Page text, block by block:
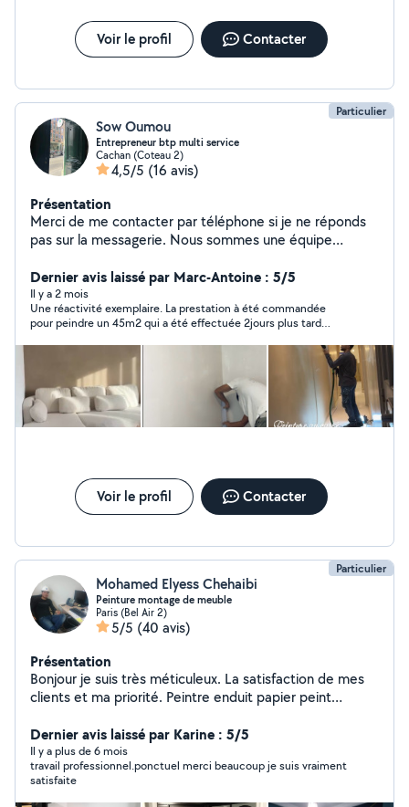
Voir le profil Contacter
Particulier
Sow Oumou
Entrepreneur btp multi service
Cachan (Coteau 2)
4,5/5 (16 avis)
Présentation
Merci de me contacter par téléphone si je ne réponds
pas sur la messagerie. Nous sommes une équipe
travaux de rénovation et de construction. Joignable au
06-67-35-41-34 Nous prenons en charge différents
types de travaux : peinture, enduit, placo, carrelage,
électricité, plomberie et rénovation complète. Nous
assurons un travail sérieux, propre et réalisé dans les
nous serons ravis de vous accompagner.
Dernier avis laissé par Marc-Antoine : 5/5
Il y a 2 mois
Une réactivité exemplaire. La prestation à été commandée
pour peindre un 45m2 qui a été effectuée 2jours plus tard
Voir le profil Contacter
Particulier
Mohamed Elyess Chehaibi
Peinture montage de meuble
Paris (Bel Air 2)
5/5 (40 avis)
Présentation
Bonjour je suis très méticuleux. La satisfaction de mes
clients et ma priorité. Peintre enduit papier peint
Dernier avis laissé par Karine : 5/5
Il y a plus de 6 mois
travail professionnel.ponctuel merci beaucoup je suis vraiment
satisfaite